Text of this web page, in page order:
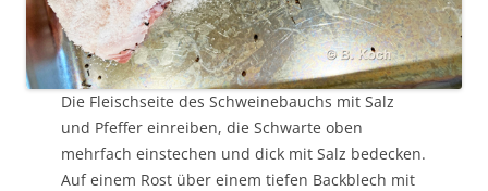
Die Fleischseite des Schweinebauchs mit Salz
und Pfeffer einreiben, die Schwarte oben
mehrfach einstechen und dick mit Salz bedecken.
Auf einem Rost über einem tiefen Backblech mit